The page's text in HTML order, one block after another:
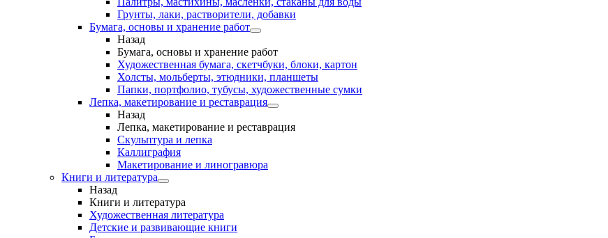
Грунты, лаки, растворители, добавки
Бумага, основы и хранение работ
Назад
Бумага, основы и хранение работ
Художественная бумага, скетчбуки, блоки, картон
Холсты, мольберты, этюдники, планшеты
Папки, портфолио, тубусы, художественные сумки
Лепка, макетирование и реставрация
Назад
Лепка, макетирование и реставрация
Скульптура и лепка
Каллиграфия
Макетирование и линогравюра
Книги и литература
Назад
Книги и литература
Художественная литература
Детские и развивающие книги